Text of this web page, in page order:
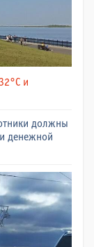
и
должны
денежной